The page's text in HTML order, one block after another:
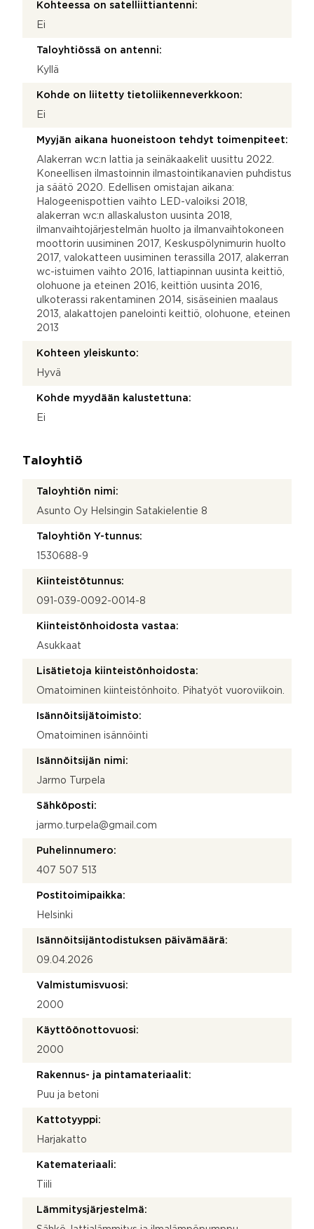
Kohteessa on satelliittiantenni:
Ei
Taloyhtiössä on antenni:
Kyllä
Kohde on liitetty tietoliikenneverkkoon:
Ei
Myyjän aikana huoneistoon tehdyt toimenpiteet:
Alakerran wc:n lattia ja seinäkaakelit uusittu 2022.
Koneellisen ilmastoinnin ilmastointikanavien puhdistus
ja säätö 2020. Edellisen omistajan aikana:
Halogeenispottien vaihto LED-valoiksi 2018,
alakerran wc:n allaskaluston uusinta 2018,
ilmanvaihtojärjestelmän huolto ja ilmanvaihtokoneen
moottorin uusiminen 2017, Keskuspölynimurin huolto
2017, valokatteen uusiminen terassilla 2017, alakerran
wc-istuimen vaihto 2016, lattiapinnan uusinta keittiö,
olohuone ja eteinen 2016, keittiön uusinta 2016,
ulkoterassi rakentaminen 2014, sisäseinien maalaus
2013, alakattojen panelointi keittiö, olohuone, eteinen
2013
Kohteen yleiskunto:
Hyvä
Kohde myydään kalustettuna:
Ei
Taloyhtiö
Taloyhtiön nimi:
Asunto Oy Helsingin Satakielentie 8
Taloyhtiön Y-tunnus:
1530688-9
Kiinteistötunnus:
091-039-0092-0014-8
Kiinteistönhoidosta vastaa:
Asukkaat
Lisätietoja kiinteistönhoidosta:
Omatoiminen kiinteistönhoito. Pihatyöt vuoroviikoin.
Isännöitsijätoimisto:
Omatoiminen isännöinti
Isännöitsijän nimi:
Jarmo Turpela
Sähköposti:
jarmo.turpela@gmail.com
Puhelinnumero:
407 507 513
Postitoimipaikka:
Helsinki
Isännöitsijäntodistuksen päivämäärä:
09.04.2026
Valmistumisvuosi:
2000
Käyttöönottovuosi:
2000
Rakennus- ja pintamateriaalit:
Puu ja betoni
Kattotyyppi:
Harjakatto
Katemateriaali:
Tiili
Lämmitysjärjestelmä: